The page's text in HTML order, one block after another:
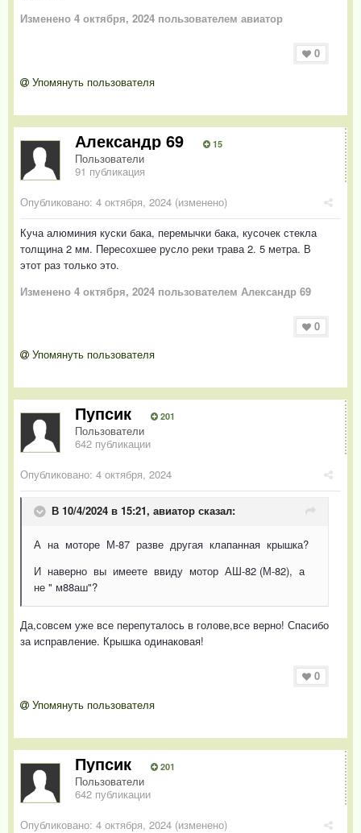
Изменено 4 октября, 2024 пользователем авиатор
0
Упомянуть пользователя
Александр 69 15
Пользователи
91 публикация
Опубликовано: 4 октября, 2024 (изменено)
Куча алюминия куски бака, перемычки бака, кусочек стекла
толщина 2 мм. Пересохшее русло реки трава 2. 5 метра. В
этот раз только это.
Изменено 4 октября, 2024 пользователем Александр 69
0
Упомянуть пользователя
Пупсик 201
Пользователи
642 публикации
Опубликовано: 4 октября, 2024
В 10/4/2024 в 15:21, авиатор сказал:
А на моторе М-87 разве другая клапанная крышка?
И наверно вы имеете ввиду мотор АШ-82 (М-82), а
не " м88аш"?
Да,совсем уже все перепуталось в голове,все верно! Спасибо
за исправление. Крышка одинаковая!
0
Упомянуть пользователя
Пупсик 201
Пользователи
642 публикации
Опубликовано: 4 октября, 2024 (изменено)